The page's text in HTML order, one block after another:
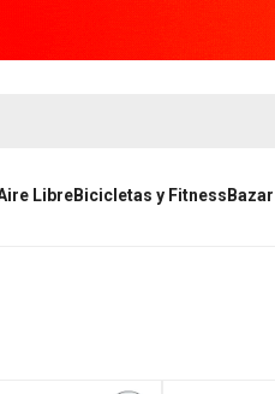
LibreBicicletas y Fitness Bazar